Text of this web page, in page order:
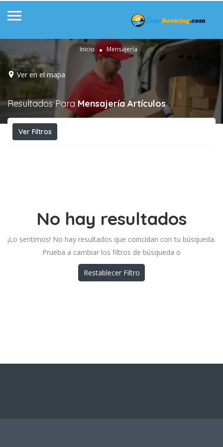
Inicio Mensajería
Ver en el mapa
Resultados Para Mensajería Artículos
Ver Filtros
No hay resultados
¡Lo sentimos! No hay resultados que coincidan con tu búsqueda.
Prueba a cambiar los filtros de búsqueda o
Restablecer Filtro